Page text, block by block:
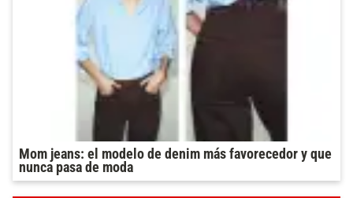
Mom jeans: el modelo de denim más favorecedor y que
nunca pasa de moda